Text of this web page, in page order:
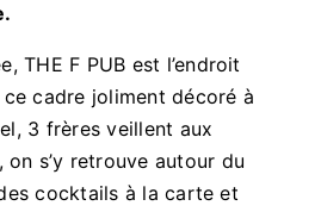
THE F PUB est l’endroit
cadre joliment décoré à
3 frères veillent aux
on s’y retrouve autour du
cocktails à la carte et